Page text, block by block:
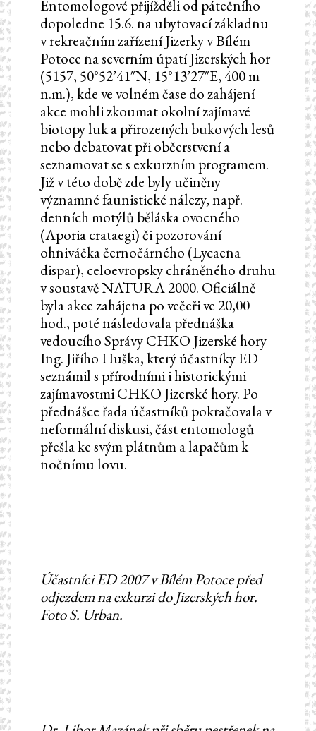
Entomologové přijížděli od pátečního
dopoledne 15.6. na ubytovací základnu
v rekreačním zařízení Jizerky v Bílém
Potoce na severním úpatí Jizerských hor
(5157, 50°52’41″N, 15°13’27″E, 400 m
n.m.), kde ve volném čase do zahájení
akce mohli zkoumat okolní zajímavé
biotopy luk a přirozených bukových lesů
nebo debatovat při občerstvení a
seznamovat se s exkurzním programem.
Již v této době zde byly učiněny
významné faunistické nálezy, např.
denních motýlů běláska ovocného
(Aporia crataegi) či pozorování
ohniváčka černočárného (Lycaena
dispar), celoevropsky chráněného druhu
v soustavě NATURA 2000. Oficiálně
byla akce zahájena po večeři ve 20,00
hod., poté následovala přednáška
vedoucího Správy CHKO Jizerské hory
Ing. Jiřího Huška, který účastníky ED
seznámil s přírodními i historickými
zajímavostmi CHKO Jizerské hory. Po
přednášce řada účastníků pokračovala v
neformální diskusi, část entomologů
přešla ke svým plátnům a lapačům k
nočnímu lovu.
Účastníci ED 2007 v Bílém Potoce před
odjezdem na exkurzi do Jizerských hor.
Foto S. Urban.